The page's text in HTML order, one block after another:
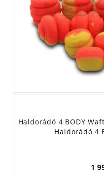
Haldorádó 4 BODY
Haldorádó 4
1